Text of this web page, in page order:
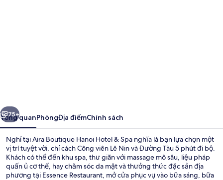
&
Spa
Tiếp
75+
Tổng quanPhòngĐịa điểmChính sách
Nghỉ tại Aira Boutique Hanoi Hotel & Spa nghĩa là bạn lựa chọn một
vị trí tuyệt vời, chỉ cách Công viên Lê Nin và Đường Tàu 5 phút đi bộ.
Khách có thể đến khu spa, thư giãn với massage mô sâu, liệu pháp
quấn ủ cơ thể, hay chăm sóc da mặt và thưởng thức đặc sản địa
phương tại Essence Restaurant, mở cửa phục vụ vào bữa sáng, bữa